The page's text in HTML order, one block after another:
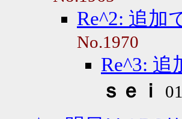
Re^2: 追加
No.1970
Re^3:
ｓｅｉ